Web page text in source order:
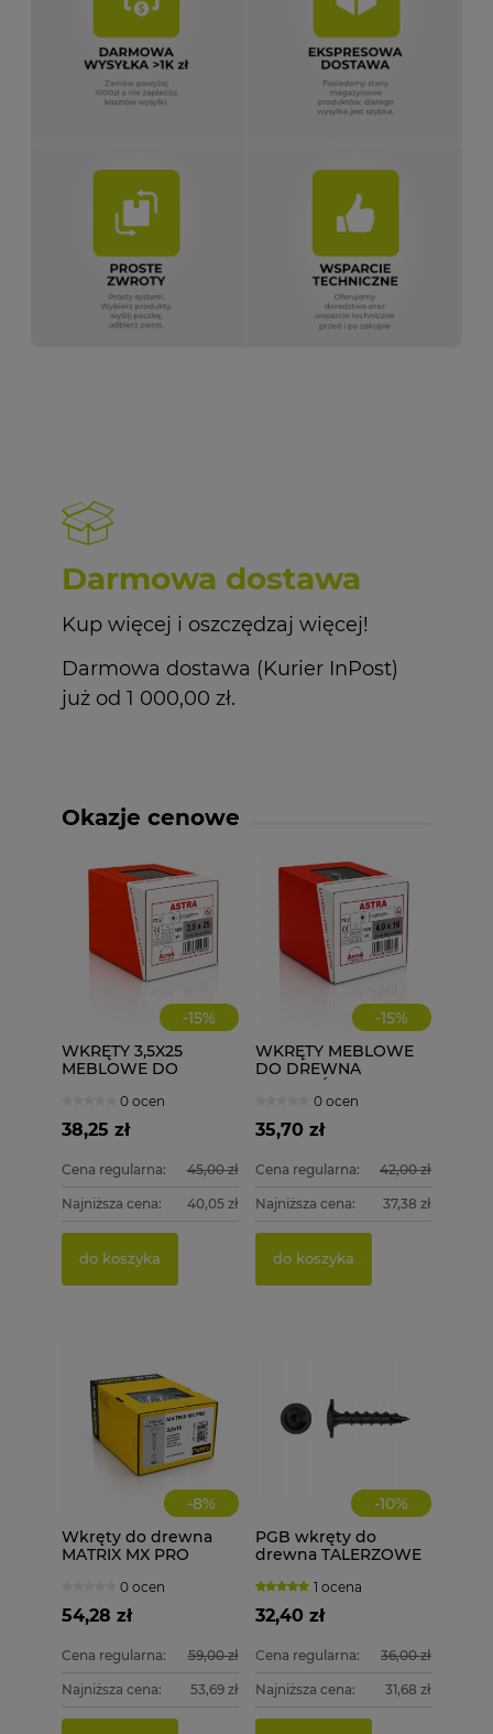
Darmowa dostawa
Kup więcej i oszczędzaj więcej!
Darmowa dostawa (Kurier InPost)
już od 1 000,00 zł.
Okazje cenowe
-15%
WKRĘTY 3,5X25
MEBLOWE DO
0 ocen
38,25 zł
Cena regularna: 45,00 zł
Najniższa cena: 40,05 zł
do koszyka
-15%
WKRĘTY MEBLOWE
DO DREWNA
1000 szt. 4x16
0 ocen
35,70 zł
Cena regularna: 42,00 zł
Najniższa cena: 37,38 zł
do koszyka
-8%
Wkręty do drewna
MATRIX MX PRO
soczewkowy - 1000
szt. + BIT MX20
0 ocen
54,28 zł
Cena regularna: 59,00 zł
Najniższa cena: 53,69 zł
-10%
PGB wkręty do
drewna TALERZOWE
szt. + BIT1 ocena
32,40 zł
Cena regularna: 36,00 zł
Najniższa cena: 31,68 zł